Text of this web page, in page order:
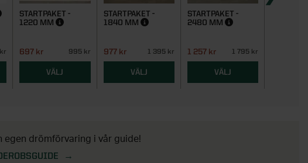
STARTPAKET -
1220 MM
697 kr 995 kr
VÄLJ
STARTPAKET -
1840 MM
977 kr 1 395 kr
VÄLJ
STARTPAKET -
2480 MM
1 257 kr 1 795 kr
VÄLJ
egen drömförvaring i vår guide!